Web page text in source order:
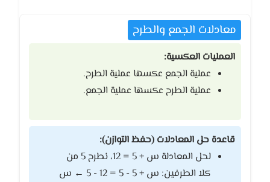
معادلات الجمع والطرح
العمليات العكسية:
عملية الجمع عكسها عملية الطرح.
عملية الطرح عكسها عملية الجمع.
قاعدة حل المعادلات (حفظ التوازن):
لحل المعادلة س + 5 = 12، نطرح 5 من
كلا الطرفين: س + 5 - 5 = 12 - 5 ← س